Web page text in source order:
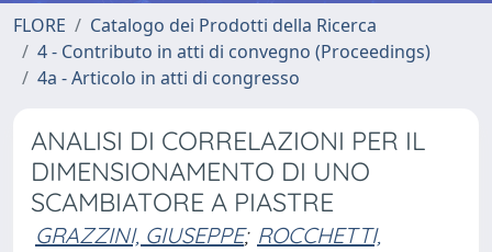
FLORE
Catalogo dei Prodotti della Ricerca
4 - Contributo in atti di convegno (Proceedings)
4a - Articolo in atti di congresso
ANALISI DI CORRELAZIONI PER IL
DIMENSIONAMENTO DI UNO
SCAMBIATORE A PIASTRE
GRAZZINI, GIUSEPPE; ROCCHETTI,